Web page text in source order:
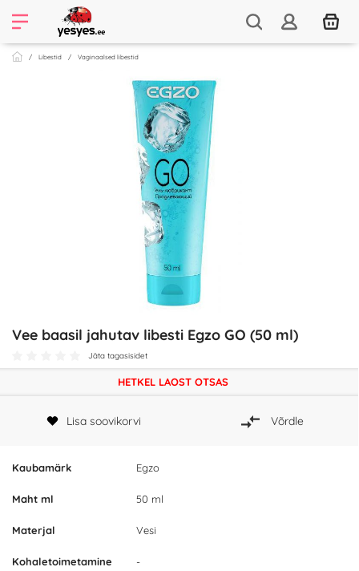
Libestid Vaginaalsed libestid
Vee baasil jahutav libesti Egzo GO (50 ml)
Jäta tagasisidet
Kaubamärk Egzo
Maht ml 50 ml
Materjal Vesi
Kohaletoimetamine -
HETKEL LAOST OTSAS
Lisa soovikorvi Võrdle